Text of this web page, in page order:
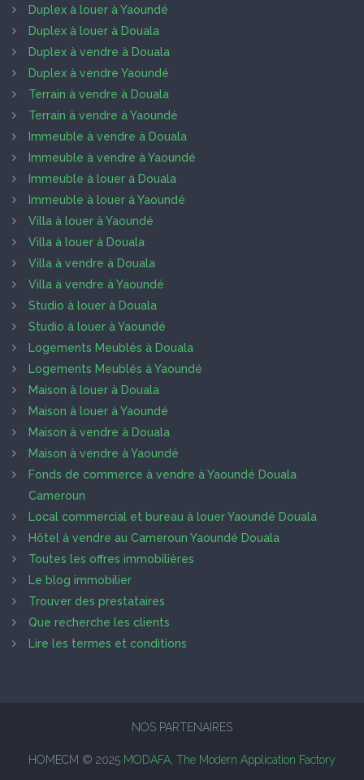
Duplex à louer à Yaoundé
Duplex à louer à Douala
Duplex à vendre à Douala
Duplex à vendre Yaoundé
Terrain à vendre à Douala
Terrain à vendre à Yaoundé
Immeuble à vendre à Douala
Immeuble à vendre à Yaoundé
Immeuble à louer à Douala
Immeuble à louer à Yaoundé
Villa à louer à Yaoundé
Villa à louer à Douala
Villa à vendre à Douala
Villa à vendre à Yaoundé
Studio à louer à Douala
Studio à louer à Yaoundé
Logements Meublés à Douala
Logements Meublés à Yaoundé
Maison à louer à Douala
Maison à louer à Yaoundé
Maison à vendre à Douala
Maison à vendre à Yaoundé
Fonds de commerce à vendre à Yaoundé Douala
Cameroun
Local commercial et bureau à louer Yaoundé Douala
Hôtel à vendre au Cameroun Yaoundé Douala
Toutes les offres immobilières
Le blog immobilier
Trouver des prestataires
Que recherche les clients
Lire les termes et conditions
NOS PARTENAIRES
HOMECM © 2025 MODAFA, The Modern Application Factory